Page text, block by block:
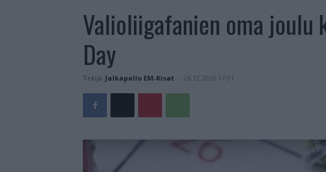
Valioliigafanien oma joulu
Day
Tekijä Jalkapallo EM-Kisat - 26.12.2020 17:01